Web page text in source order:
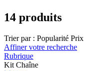
14 produits
Trier par : Popularité Prix
Affiner votre recherche
Rubrique
Kit Chaîne